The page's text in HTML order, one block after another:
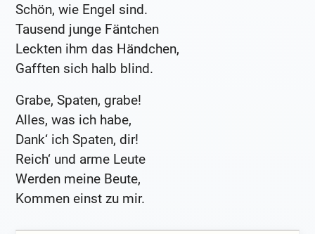
Schön, wie Engel sind.
Tausend junge Fäntchen
Leckten ihm das Händchen,
Gafften sich halb blind.
Grabe, Spaten, grabe!
Alles, was ich habe,
Dank‘ ich Spaten, dir!
Reich‘ und arme Leute
Werden meine Beute,
Kommen einst zu mir.